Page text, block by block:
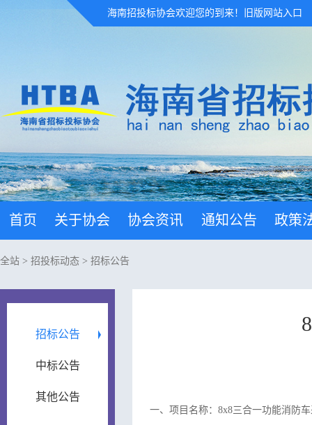
海南招投标协会欢迎您的到来！ 旧版网站入口
首页 关于协会 协会资讯 通知公告 政策
全站 > 招投标动态 > 招标公告
招标公告
中标公告
其他公告
一、项目名称：8x8三合一功能消防